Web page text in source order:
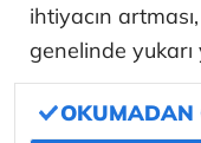
ihtiyacın
genelinde